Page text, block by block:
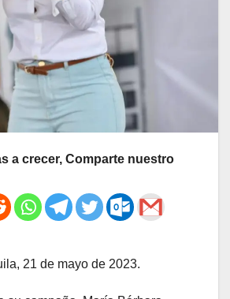
a crecer, Comparte nuestro
21 de mayo de 2023.